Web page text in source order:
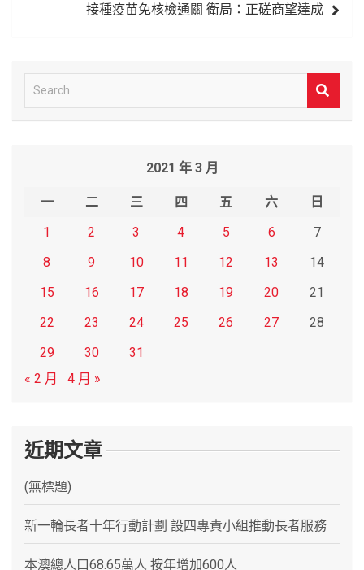
接種疫苗免核檢通關 衛局：正磋商望達成
e
2021 年 3 月
一 二 三 四 五 六
日
1
2 3 4 5 6
7
8
9 10 11 12 13
14
15
16 17 18 19 20
21
22
23 24 25 26 27
28
29
30
31
« 2 月
4 月 »
近期文章
(無標題)
新一輪長者十年行動計劃 設四專責小組推動長者服務
本澳總人口68.65萬人 按年增加600人